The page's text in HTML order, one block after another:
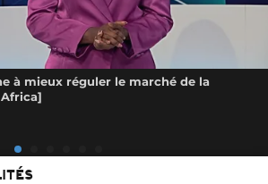
à mieux réguler le marché de la